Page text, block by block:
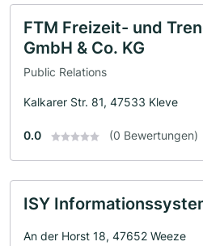
FTM Freizeit- und
GmbH & Co. KG
Public Relations
Kalkarer Str. 81, 47533 Kleve
0.0 (0 Bewertungen)
ISY
An der Horst 18, 47652 Weeze